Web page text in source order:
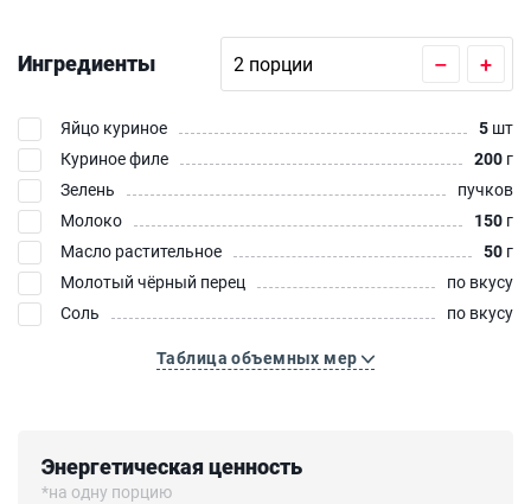
Ингредиенты – +
Яйцо куриное 5 шт
Куриное филе
200 г
Зелень
пучков
Молоко
150 г
Масло растительное
50 г
Молотый чёрный перец
по вкусу
Соль
по вкусу
Таблица объемных мер
Энергетическая ценность
*на одну порцию